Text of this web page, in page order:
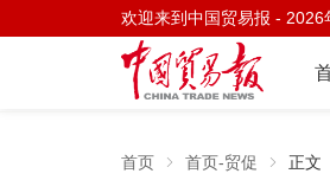
欢迎来到中国贸易报 - 2026
首页 首页-贸促 正文